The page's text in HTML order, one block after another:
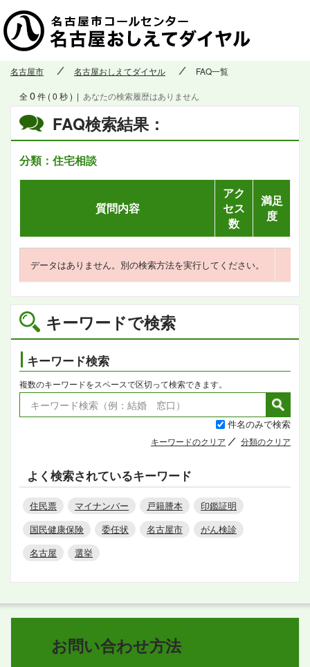
名古屋市 名古屋おしえてダイヤル FAQ一覧
キーワードで検索
キーワード検索
複数のキーワードをスペースで区切って検索できます。
件名のみで検索
キーワードのクリア 分類のクリア
よく検索されているキーワード
住民票 マイナンバー 戸籍謄本
印鑑証明
国民健康保険
委任状 名古屋市
がん検診
名古屋
選挙
FAQ検索結果：
分類：住宅相談
全0件 ( 0 秒 ) | あなたの検索履歴はありません
質問内容
アク
セス
数
満足
度
データはありません。別の検索方法を実行してください。
お問い合わせ方法